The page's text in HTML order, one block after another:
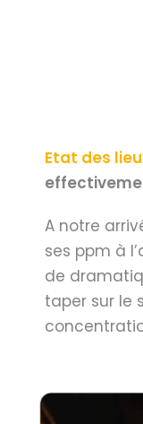
Etat des
A notre
ses ppm à
de
taper sur le